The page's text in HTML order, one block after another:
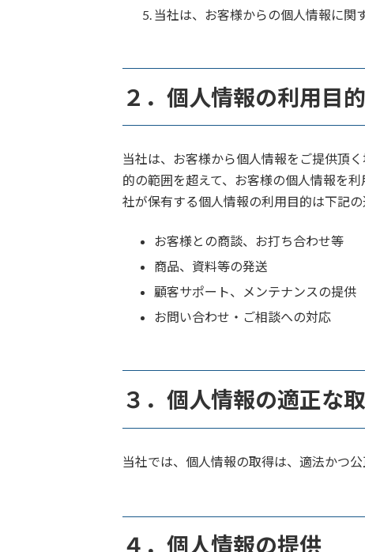
当社は、お客様からの個人情報に関
２．個人情報の利用目的
当社は、お客様から個人情報をご提供頂
的の範囲を超えて、お客様の個人情報を
社が保有する個人情報の利用目的は下記の
お客様との商談、お打ち合わせ等
商品、資料等の発送
顧客サポート、メンテナンスの提供
お問い合わせ・ご相談への対応
３．個人情報の適正な
当社では、個人情報の取得は、適法かつ公
４．個人情報の提供